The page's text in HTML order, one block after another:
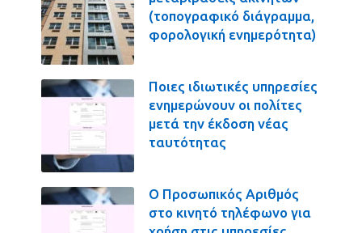
(τοπογραφικό διάγραμμα,
φορολογική ενημερότητα)
Ποιες ιδιωτικές υπηρεσίες
ενημερώνουν οι πολίτες
μετά την έκδοση νέας
ταυτότητας
Ο Προσωπικός Αριθμός
στο κινητό τηλέφωνο για